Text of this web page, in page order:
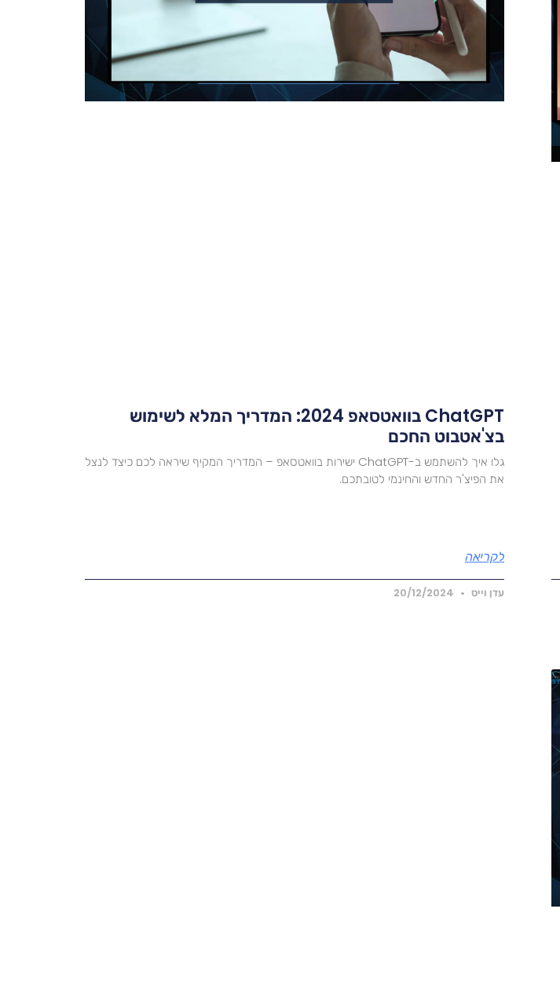
ChatGPT בוואטסאפ 2024: המדריך המלא לשימוש
בצ'אטבוט החכם
גלו איך להשתמש ב-ChatGPT ישירות בוואטסאפ – המדריך המקיף שיראה לכם כיצד לנצל
את הפיצ'ר החדש והחינמי לטובתכם.
לקריאה
עדן וייס